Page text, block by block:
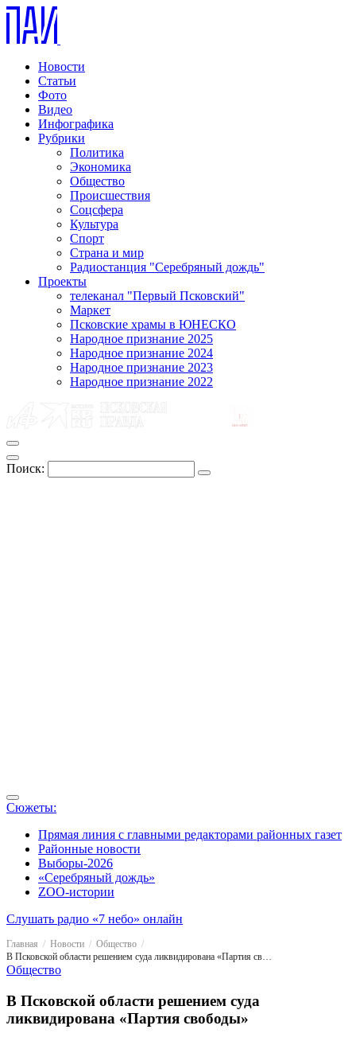
Новости
Статьи
Фото
Видео
Инфографика
Рубрики
Политика
Экономика
Общество
Происшествия
Соцсфера
Культура
Спорт
Страна и мир
Радиостанция "Серебряный дождь"
Проекты
телеканал "Первый Псковский"
Маркет
Псковские храмы в ЮНЕСКО
Народное признание 2025
Народное признание 2024
Народное признание 2023
Народное признание 2022
Поиск:
Сюжеты:
Прямая линия с главными редакторами районных газет
Районные новости
Выборы-2026
«Серебряный дождь»
ZOO-истории
Слушать радио «7 небо» онлайн
Главная Новости
Общество
В Псковской области решением суда ликвидирована «Партия свободы»
Общество
В Псковской области решением суда
ликвидирована «Партия свободы»